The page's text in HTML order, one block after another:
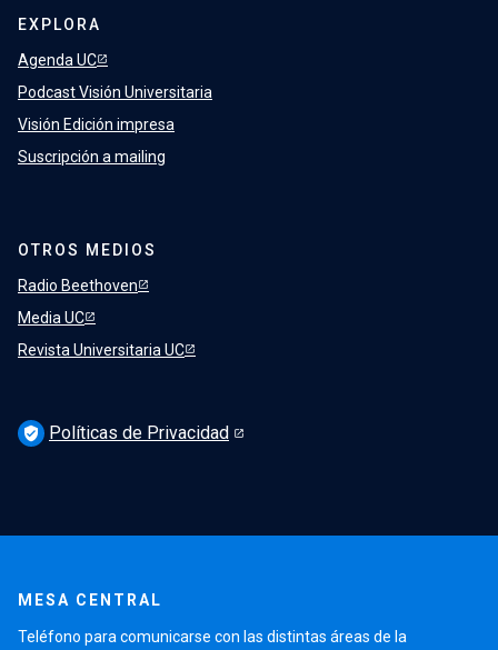
EXPLORA
Agenda UC
Podcast Visión Universitaria
Visión Edición impresa
Suscripción a mailing
OTROS MEDIOS
Radio Beethoven
Media UC
Revista Universitaria UC
verified_user Políticas de Privacidad
MESA CENTRAL
Teléfono para comunicarse con las distintas áreas de la